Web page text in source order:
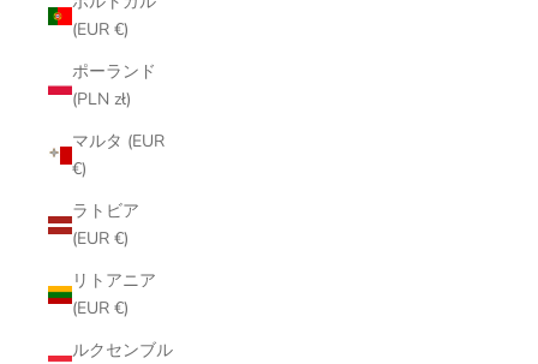
(EUR €)
ポーランド
(PLN zł)
マルタ (EUR
€)
ラトビア
(EUR €)
リトアニア
(EUR €)
ルクセンブル